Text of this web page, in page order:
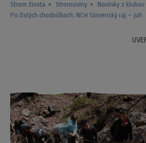
Strom života Stromoviny
Novinky z klubov
Po čistých chodníčkoch: NCH Slovenský raj – juh